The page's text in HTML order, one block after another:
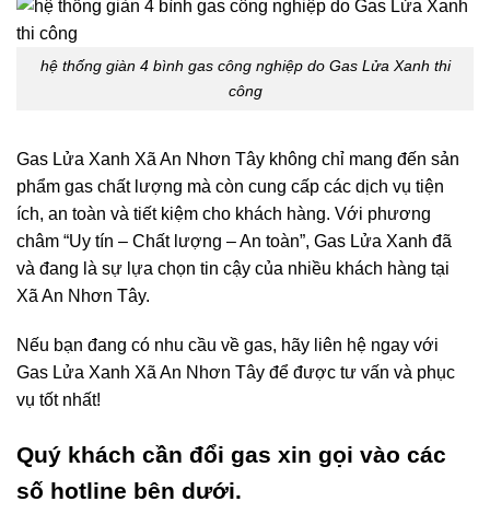
hệ thống giàn 4 bình gas công nghiệp do Gas Lửa Xanh thi
công
Gas Lửa Xanh Xã An Nhơn Tây không chỉ mang đến sản
phẩm gas chất lượng mà còn cung cấp các dịch vụ tiện
ích, an toàn và tiết kiệm cho khách hàng. Với phương
châm “Uy tín – Chất lượng – An toàn”, Gas Lửa Xanh đã
và đang là sự lựa chọn tin cậy của nhiều khách hàng tại
Xã An Nhơn Tây.
Nếu bạn đang có nhu cầu về gas, hãy liên hệ ngay với
Gas Lửa Xanh Xã An Nhơn Tây để được tư vấn và phục
vụ tốt nhất!
Quý khách cần đổi gas xin gọi vào các
số hotline bên dưới.